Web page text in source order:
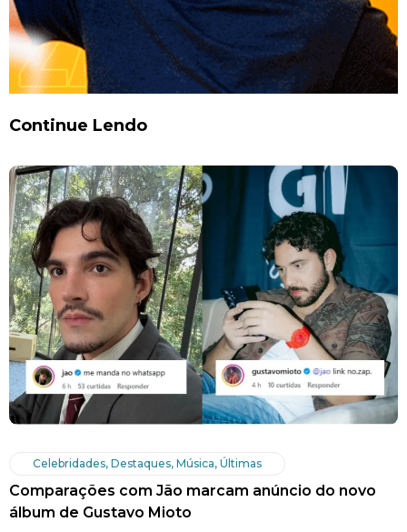
Continue Lendo
Celebridades, Destaques, Música, Últimas
Comparações com Jão marcam anúncio do novo
álbum de Gustavo Mioto